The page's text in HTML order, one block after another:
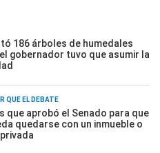
186 árboles de humedales
gobernador tuvo que asumir la
QUÉ EL DEBATE
que aprobó el Senado para que
quedarse con un inmueble o